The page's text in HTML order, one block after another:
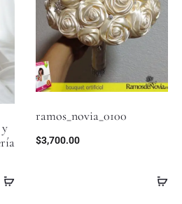
y
ramos_novia_0100
$3,700.00